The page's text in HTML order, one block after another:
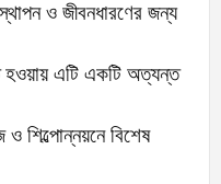
ও জীবনধারণের জন্য
হওয়ায় এটি একটি অত্যন্ত
শিল্পোন্নয়নে বিশেষ